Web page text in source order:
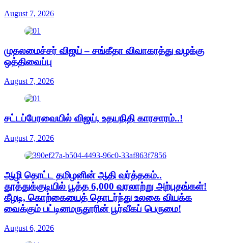
August 7, 2026
முதலமைச்சர் விஜய் – சங்கீதா விவாகரத்து வழக்கு
ஒத்திவைப்பு
August 7, 2026
சட்டப்பேரவையில் விஜய், உதயநிதி காரசாரம்..!
August 7, 2026
ஆழி தொட்ட தமிழனின் ஆதி வர்த்தகம்..
தூத்துக்குடியில் பூத்த 6,000 வரலாற்று அற்புதங்கள்!
கீழடி, கொற்கையைத் தொடர்ந்து உலகை வியக்க
வைக்கும் பட்டினமருதூரின் பூர்வீகப் பெருமை!
August 6, 2026